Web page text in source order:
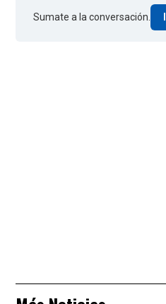
Sumate a la conversación.